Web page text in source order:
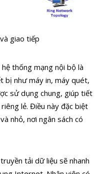
giao tiếp
thống mạng nội bộ là
bị như máy in, máy quét,
sử dụng chung, giúp tiết
lẻ. Điều này đặc biệt
nhỏ, nơi ngân sách có
tải dữ liệu sẽ nhanh